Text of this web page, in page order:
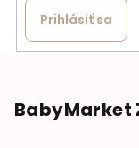
Prihlásiť sa
BabyMarket